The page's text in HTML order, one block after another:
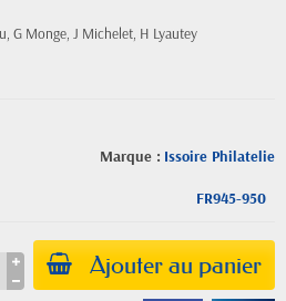
G Monge, J Michelet, H Lyautey
Marque : Issoire Philatelie
FR945-950
Ajouter au panier